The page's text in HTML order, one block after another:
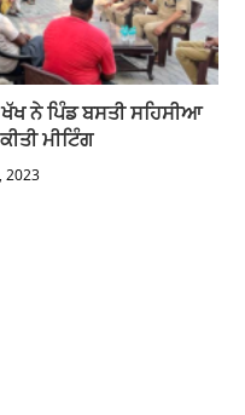
ਨੇ ਪਿੰਡ ਬਸਤੀ ਸਹਿਸੀਆ
ਮੀਟਿੰਗ
2023